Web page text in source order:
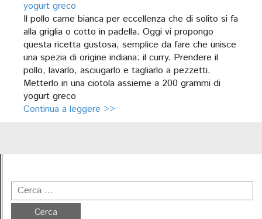
yogurt greco
Il pollo carne bianca per eccellenza che di solito si fa
alla griglia o cotto in padella. Oggi vi propongo
questa ricetta gustosa, semplice da fare che unisce
una spezia di origine indiana: il curry. Prendere il
pollo, lavarlo, asciugarlo e tagliarlo a pezzetti.
Metterlo in una ciotola assieme a 200 grammi di
yogurt greco
Continua a leggere >>